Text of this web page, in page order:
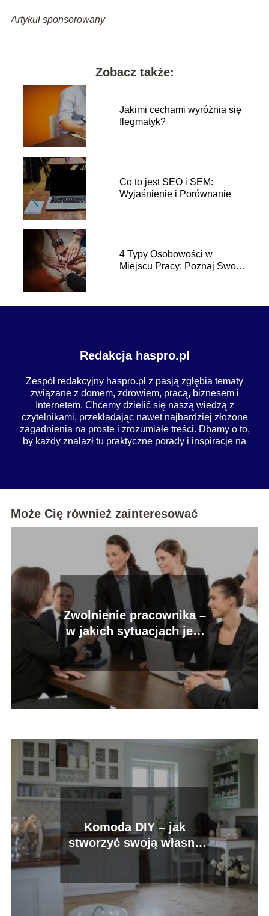
Artykuł sponsorowany
Zobacz także:
Jakimi cechami wyróżnia się
flegmatyk?
Co to jest SEO i SEM:
Wyjaśnienie i Porównanie
4 Typy Osobowości w
Miejscu Pracy: Poznaj Swoje
Redakcja haspro.pl
Zespół redakcyjny haspro.pl z pasją zgłębia tematy
związane z domem, zdrowiem, pracą, biznesem i
Internetem. Chcemy dzielić się naszą wiedzą z
czytelnikami, przekładając nawet najbardziej złożone
zagadnienia na proste i zrozumiałe treści. Dbamy o to,
by każdy znalazł tu praktyczne porady i inspiracje na
Może Cię również zainteresować
Zwolnienie pracownika –
w jakich sytuacjach jest
uzasadnione?
Komoda DIY – jak
stworzyć swoją własną